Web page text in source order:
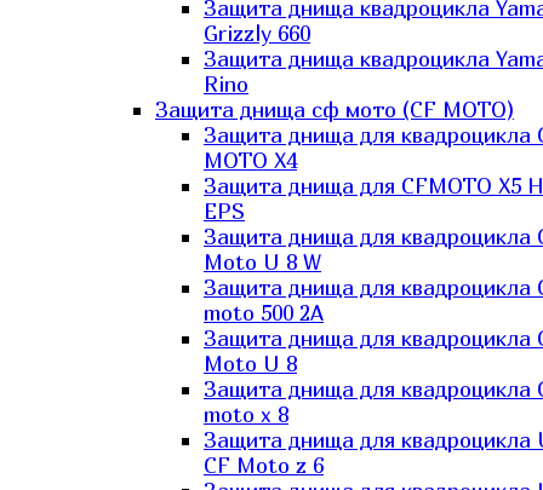
Защита днища квадроцикла
Grizzly 660
Защита днища квадроцикла
Rino
Защита днища сф мото (CF MOTO)
Защита днища для квадроцикла
MOTO X4
Защита днища для CFMOTO X5
EPS
Защита днища для квадроцикла
Moto U 8 W
Защита днища для квадроцикла
moto 500 2A
Защита днища для квадроцикла
Moto U 8
Защита днища для квадроцикла
moto x 8
Защита днища для квадроцикла
CF Moto z 6